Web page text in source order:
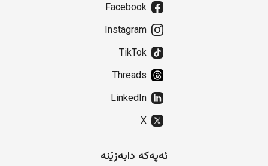
Facebook
Instagram
TikTok
Threads
LinkedIn
X
ئەپەکە دابەزێنە